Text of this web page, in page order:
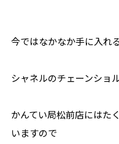
今ではなかなか手に入れ
シャネルのチェーンショ
かんてい局松前店にはた
いますので